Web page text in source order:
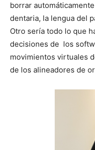
borrar
dentaria, la lengua del
Otro sería todo lo que
decisiones de los
movimientos virtuales
de los alineadores de